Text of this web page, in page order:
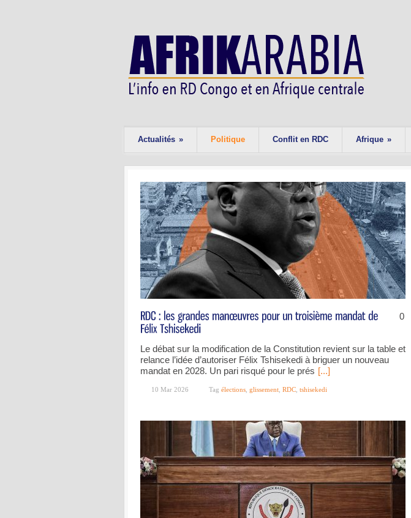
Actualités » Politique Conflit en RDC Afrique »
0
Le débat sur la modification de la Constitution revient sur la table et
relance l’idée d’autoriser Félix Tshisekedi à briguer un nouveau
mandat en 2028. Un pari risqué pour le prés [...]
10 Mar 2026 Tag élections glissement RDC tshisekedi